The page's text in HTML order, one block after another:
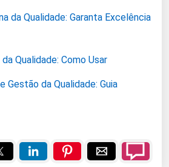
da Qualidade: Garanta Excelência
Qualidade: Como Usar
Gestão da Qualidade: Guia